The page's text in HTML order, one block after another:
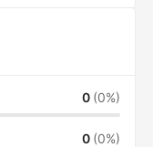
0 (0%)
0 (0%)